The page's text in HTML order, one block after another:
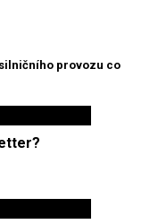
provozu co